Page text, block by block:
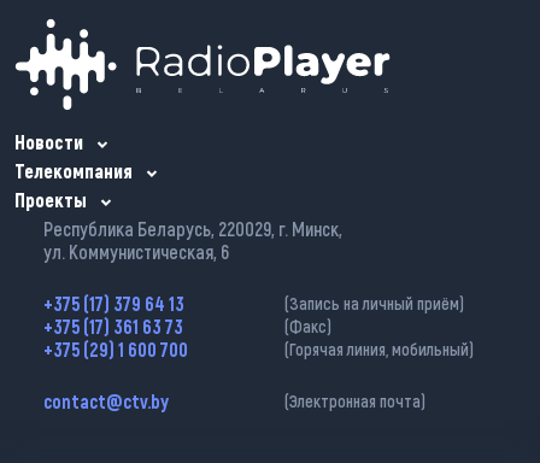
Новости
Телекомпания
Проекты
Республика Беларусь, 220029, г. Минск,
ул. Коммунистическая, 6
+375 (17) 379 64 13 (Запись на личный приём)
+375 (17) 361 63 73 (Факс)
+375 (29) 1 600 700 (Горячая линия, мобильный)
contact@ctv.by (Электронная почта)